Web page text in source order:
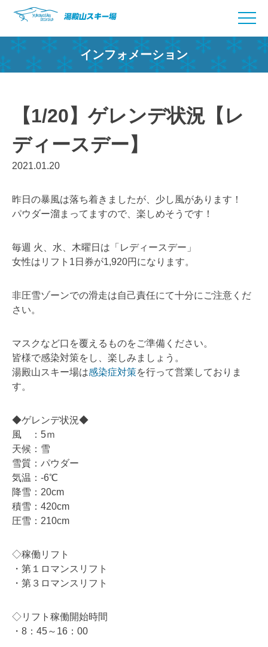
content
インフォメーション
【1/20】ゲレンデ状況【レ
ディースデー】
2021.01.20
昨日の暴風は落ち着きましたが、少し風があります！
パウダー溜まってますので、楽しめそうです！
毎週 火、水、木曜日は「レディースデー」
女性はリフト1日券が1,920円になります。
非圧雪ゾーンでの滑走は自己責任にて十分にご注意くだ
さい。
マスクなど口を覆えるものをご準備ください。
皆様で感染対策をし、楽しみましょう。
湯殿山スキー場は感染症対策を行って営業しておりま
す。
◆ゲレンデ状況◆
風 ：5ｍ
天候：雪
雪質：パウダー
気温：-6℃
降雪：20cm
積雪：420cm
圧雪：210cm
◇稼働リフト
・第１ロマンスリフト
・第３ロマンスリフト
◇リフト稼働開始時間
・8：45～16：00